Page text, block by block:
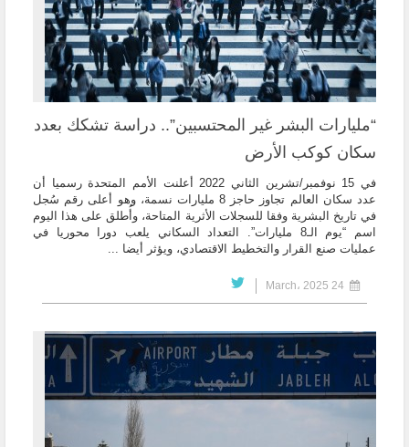
“مليارات البشر غير المحتسبين”.. دراسة تشكك بعدد
سكان كوكب الأرض
في 15 نوفمبر/تشرين الثاني 2022 أعلنت الأمم المتحدة رسميا أن
عدد سكان العالم تجاوز حاجز 8 مليارات نسمة، وهو أعلى رقم سُجل
في تاريخ البشرية وفقا للسجلات الأثرية المتاحة، وأُطلق على هذا اليوم
اسم “يوم الـ8 مليارات”. التعداد السكاني يلعب دورا محوريا في
عمليات صنع القرار والتخطيط الاقتصادي، ويؤثر أيضا ...